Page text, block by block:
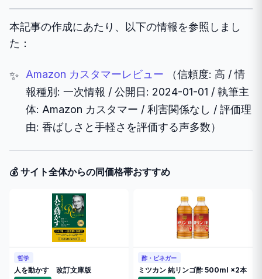
本記事の作成にあたり、以下の情報を参照しまし
た：
Amazon カスタマーレビュー （信頼度: 高 / 情
報種別: 一次情報 / 公開日: 2024-01-01 / 執筆主
体: Amazon カスタマー / 利害関係なし / 評価理
由: 香ばしさと手軽さを評価する声多数）
💰 サイト全体からの同価格帯おすすめ
哲学
人を動かす 改訂文庫版
酢・ビネガー
ミツカン 純リンゴ酢 500ml ×2本